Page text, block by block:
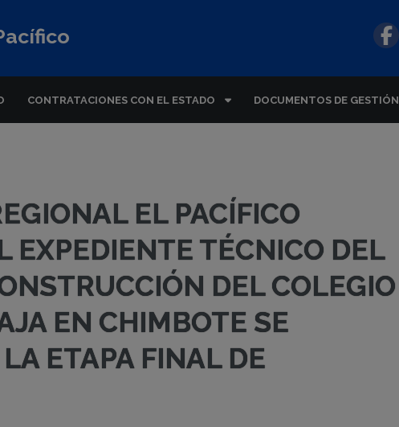
CONTRATACIONES CON EL ESTADO DOCUMENTOS DE GESTIÓN
EL PACÍFICO
EXPEDIENTE TÉCNICO DEL
DEL COLEGIO
EN CHIMBOTE SE
ETAPA FINAL DE